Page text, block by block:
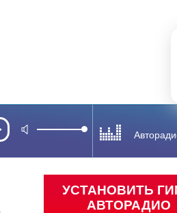
УСТАНОВИТЬ
АВТОРАДИО